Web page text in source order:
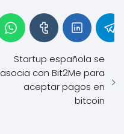
Startup española se
asocia con Bit2Me para
aceptar pagos en
bitcoin